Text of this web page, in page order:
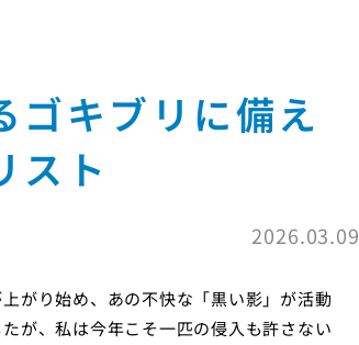
ゴキブリに備え
スト
2026.03.09
がり始め、あの不快な「黒い影」が活動
が、私は今年こそ一匹の侵入も許さない